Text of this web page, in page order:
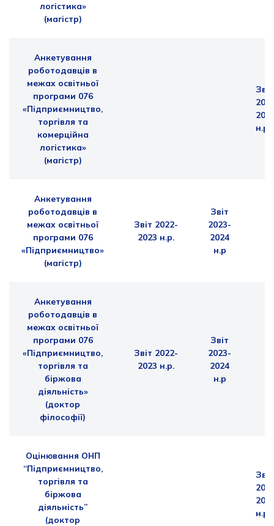
логістика»
(магістр)
Анкетування
роботодавців в
межах освітньої
програми 076
«Підприємництво,
торгівля та
комерційна
логістика»
(магістр)
Звіт
н.р
Анкетування
роботодавців в
межах освітньої
програми 076
«Підприємництво»
(магістр)
Звіт 2022-
2023 н.р.
Звіт
2023-
2024
н.р
Анкетування
роботодавців в
межах освітньої
програми 076
«Підприємництво,
торгівля та
біржова
діяльність»
(доктор
філософії)
Звіт 2022-
2023 н.р.
Звіт
2023-
2024
н.р
Оцінювання ОНП
“Підприємництво,
торгівля та
біржова
діяльність”
(доктор
Звіт
н.р